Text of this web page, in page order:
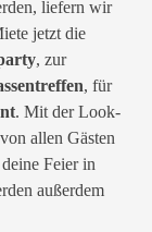
liefern wir
jetzt die
, zur
, für
. Mit der Look-
allen Gästen
Feier in
außerdem